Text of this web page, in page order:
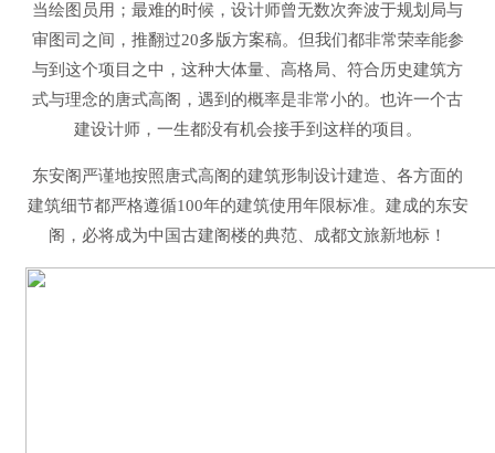
当绘图员用；最难的时候，设计师曾无数次奔波于规划局与
审图司之间，推翻过20多版方案稿。但我们都非常荣幸能参
与到这个项目之中，这种大体量、高格局、符合历史建筑方
式与理念的唐式高阁，遇到的概率是非常小的。也许一个古
建设计师，一生都没有机会接手到这样的项目。
东安阁严谨地按照唐式高阁的建筑形制设计建造、各方面的
建筑细节都严格遵循100年的建筑使用年限标准。建成的东安
阁，必将成为中国古建阁楼的典范、成都文旅新地标！